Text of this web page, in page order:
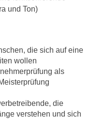
und Ton)
die sich auf eine
wollen
als
die
verstehen und sich